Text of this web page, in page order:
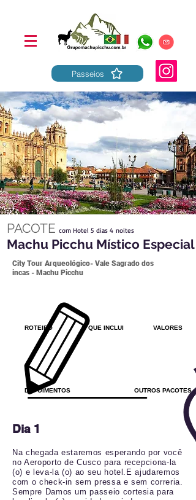
Passeios
PACOTE com Hotel 5 dias 4 noites
Machu Picchu Místico Especial
City Tour Arqueológico- Vale Sagrado dos
incas - Machu Picchu
ROTEIRO
DEPOIMENTOS
O QUE INCLUI VALORES
OUTROS PACOTES
Dia 1
Na chegada estaremos esperando por você
no Aeroporto de Cusco para recepciona-la
(o) e leva-la (o) ao seu hotel.E ajudaremos
com o check-in sem pressa e sem correria.
Sempre Damos um passeio cortesia para